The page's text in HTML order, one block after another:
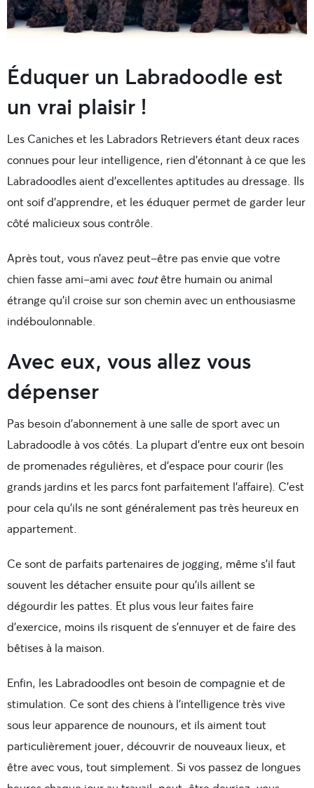
Éduquer un Labradoodle est
un vrai plaisir !
Les Caniches et les Labradors Retrievers étant deux races
connues pour leur intelligence, rien d’étonnant à ce que les
Labradoodles aient d’excellentes aptitudes au dressage. Ils
ont soif d’apprendre, et les éduquer permet de garder leur
côté malicieux sous contrôle.
Après tout, vous n’avez peut-être pas envie que votre
chien fasse ami-ami avec toutêtre humain ou animal
étrange qu’il croise sur son chemin avec un enthousiasme
indéboulonnable.
Avec eux, vous allez vous
dépenser
Pas besoin d’abonnement à une salle de sport avec un
Labradoodle à vos côtés. La plupart d’entre eux ont besoin
de promenades régulières, et d’espace pour courir (les
grands jardins et les parcs font parfaitement l’affaire). C’est
pour cela qu’ils ne sont généralement pas très heureux en
appartement.
Ce sont de parfaits partenaires de jogging, même s’il faut
souvent les détacher ensuite pour qu’ils aillent se
dégourdir les pattes. Et plus vous leur faites faire
d’exercice, moins ils risquent de s’ennuyer et de faire des
bêtises à la maison.
Enfin, les Labradoodles ont besoin de compagnie et de
stimulation. Ce sont des chiens à l’intelligence très vive
sous leur apparence de nounours, et ils aiment tout
particulièrement jouer, découvrir de nouveaux lieux, et
être avec vous, tout simplement. Si vos passez de longues